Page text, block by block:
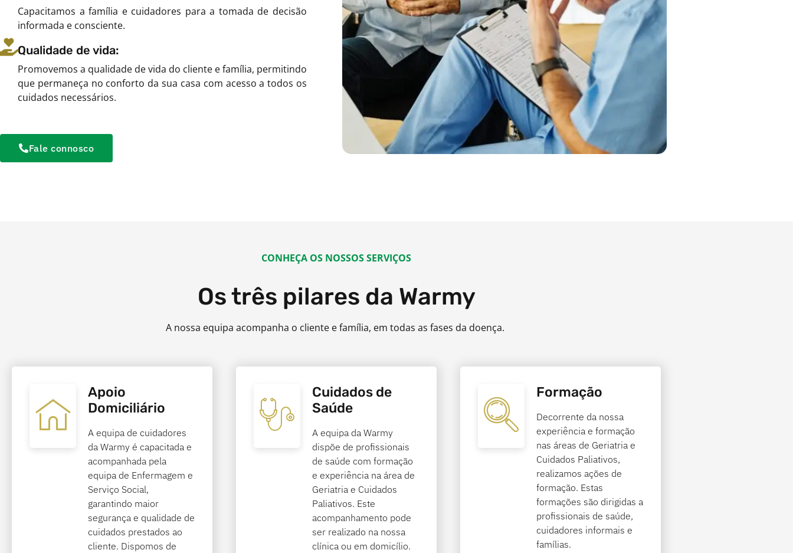
Capacitamos a família e cuidadores para a tomada de decisão
informada e consciente.
Qualidade de vida:
Promovemos a qualidade de vida do cliente e família, permitindo
que permaneça no conforto da sua casa com acesso a todos os
cuidados necessários.
Fale connosco
CONHEÇA OS NOSSOS SERVIÇOS
Os três pilares da Warmy
A nossa equipa acompanha o cliente e família, em todas as fases da doença.
Apoio
Domiciliário
A equipa de cuidadores
da Warmy é capacitada e
acompanhada pela
equipa de Enfermagem e
Serviço Social,
garantindo maior
segurança e qualidade de
cuidados prestados ao
cliente. Dispomos de
Cuidados de
Saúde
A equipa da Warmy
dispõe de profissionais
de saúde com formação
e experiência na área de
Geriatria e Cuidados
Paliativos. Este
acompanhamento pode
ser realizado na nossa
clínica ou em domicílio.
Formação
Decorrente da nossa
experiência e formação
nas áreas de Geriatria e
Cuidados Paliativos,
realizamos ações de
formação. Estas
formações são dirigidas a
profissionais de saúde,
cuidadores informais e
famílias.